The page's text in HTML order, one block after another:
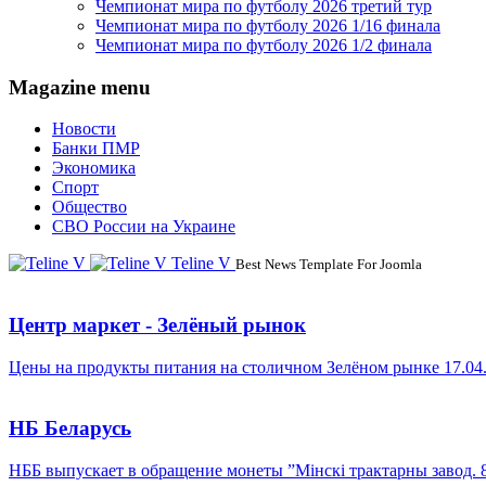
Чемпионат мира по футболу 2026 третий тур
Чемпионат мира по футболу 2026 1/16 финала
Чемпионат мира по футболу 2026 1/2 финала
Magazine menu
Новости
Банки ПМР
Экономика
Спорт
Общество
СВО России на Украине
Teline V Best News Template For Joomla
Центр маркет - Зелёный рынок
Цены на продукты питания на столичном Зелёном рынке
НБ Беларусь
НББ выпускает в обращение монеты ”Мінскі трактарны завод.